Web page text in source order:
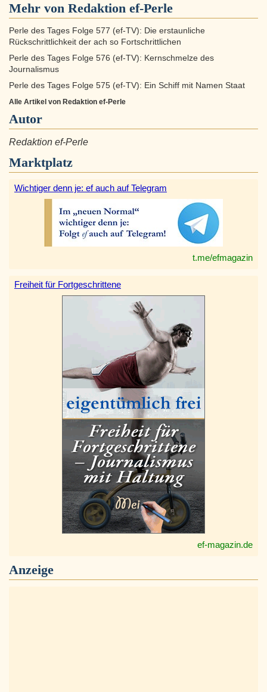
Mehr von Redaktion ef-Perle
Perle des Tages Folge 577 (ef-TV): Die erstaunliche
Rückschrittlichkeit der ach so Fortschrittlichen
Perle des Tages Folge 576 (ef-TV): Kernschmelze des
Journalismus
Perle des Tages Folge 575 (ef-TV): Ein Schiff mit Namen Staat
Alle Artikel von Redaktion ef-Perle
Autor
Redaktion ef-Perle
Marktplatz
Wichtiger denn je: ef auch auf Telegram
t.me/efmagazin
Freiheit für Fortgeschrittene
ef-magazin.de
Anzeige